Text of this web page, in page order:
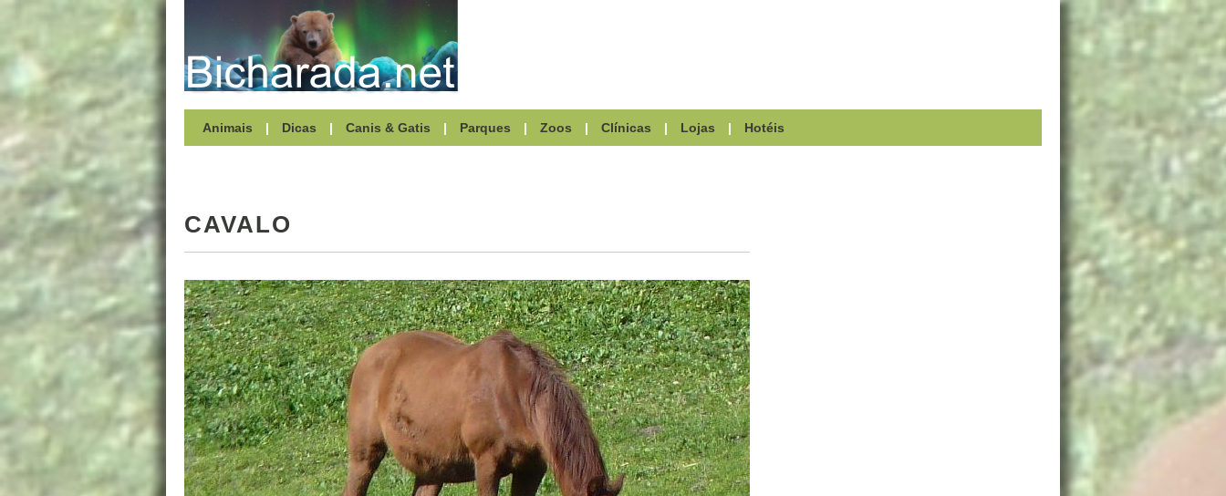
Animais | Dicas | Canis & Gatis | Parques | Zoos | Clínicas | Lojas | Hotéis
CAVALO